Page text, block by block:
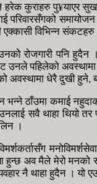
कुराहरु पु¥याएर
परिवारसँगको
एक्कासी विभिन्न
पनि हुदैन
उनले पहिलेको
धेरै दुखी हुने,
भन्ने ठाँउमा कमाई
सवै थाहा थियो
।
अव मैले मेरो
थाहा हुदैन । यो एउटा